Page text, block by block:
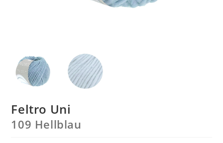
Feltro Uni
109 Hellblau